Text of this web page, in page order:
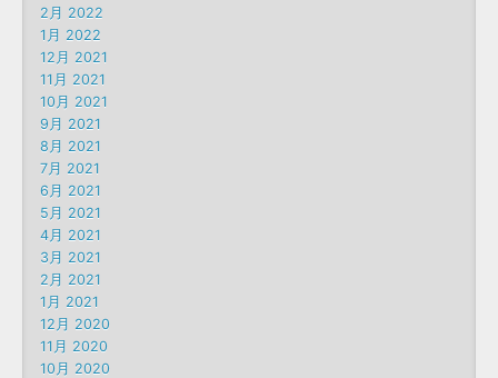
2月 2022
1月 2022
12月 2021
11月 2021
10月 2021
9月 2021
8月 2021
7月 2021
6月 2021
5月 2021
4月 2021
3月 2021
2月 2021
1月 2021
12月 2020
11月 2020
10月 2020